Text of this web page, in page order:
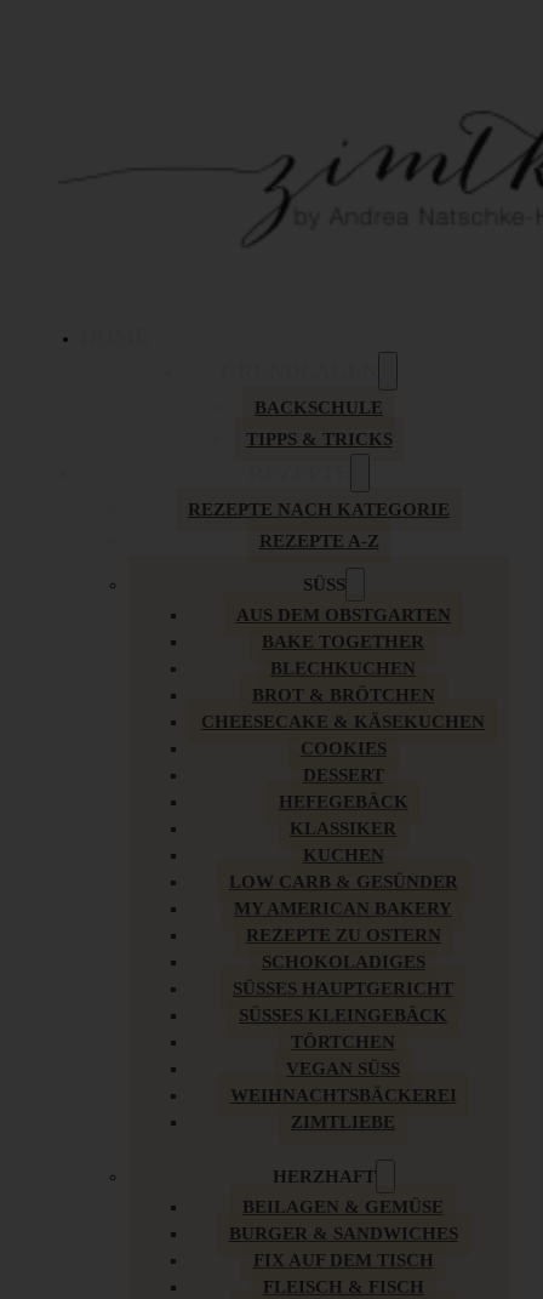
BACKSCHULE
TIPPS & TRICKS
REZEPTE NACH KATEGORIE
REZEPTE A-Z
SÜSS
AUS DEM OBSTGARTEN
BAKE TOGETHER
BLECHKUCHEN
BROT & BRÖTCHEN
CHEESECAKE & KÄSEKUCHEN
COOKIES
DESSERT
HEFEGEBÄCK
KLASSIKER
KUCHEN
LOW CARB & GESÜNDER
MY AMERICAN BAKERY
REZEPTE ZU OSTERN
SCHOKOLADIGES
SÜSSES HAUPTGERICHT
SÜSSES KLEINGEBÄCK
TÖRTCHEN
VEGAN SÜSS
WEIHNACHTSBÄCKEREI
ZIMTLIEBE
HERZHAFT
BEILAGEN & GEMÜSE
BURGER & SANDWICHES
FIX AUF DEM TISCH
FLEISCH & FISCH